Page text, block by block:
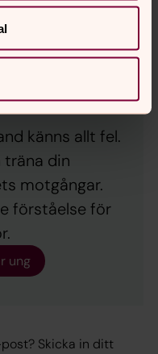
känns allt fel.
träna din
motgångar.
förståelse för
ung
Skicka in ditt